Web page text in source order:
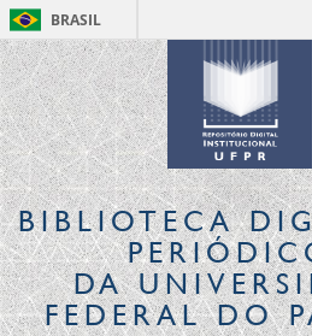
BRASIL
BIBLIOTECA
DA
FEDERAL DO